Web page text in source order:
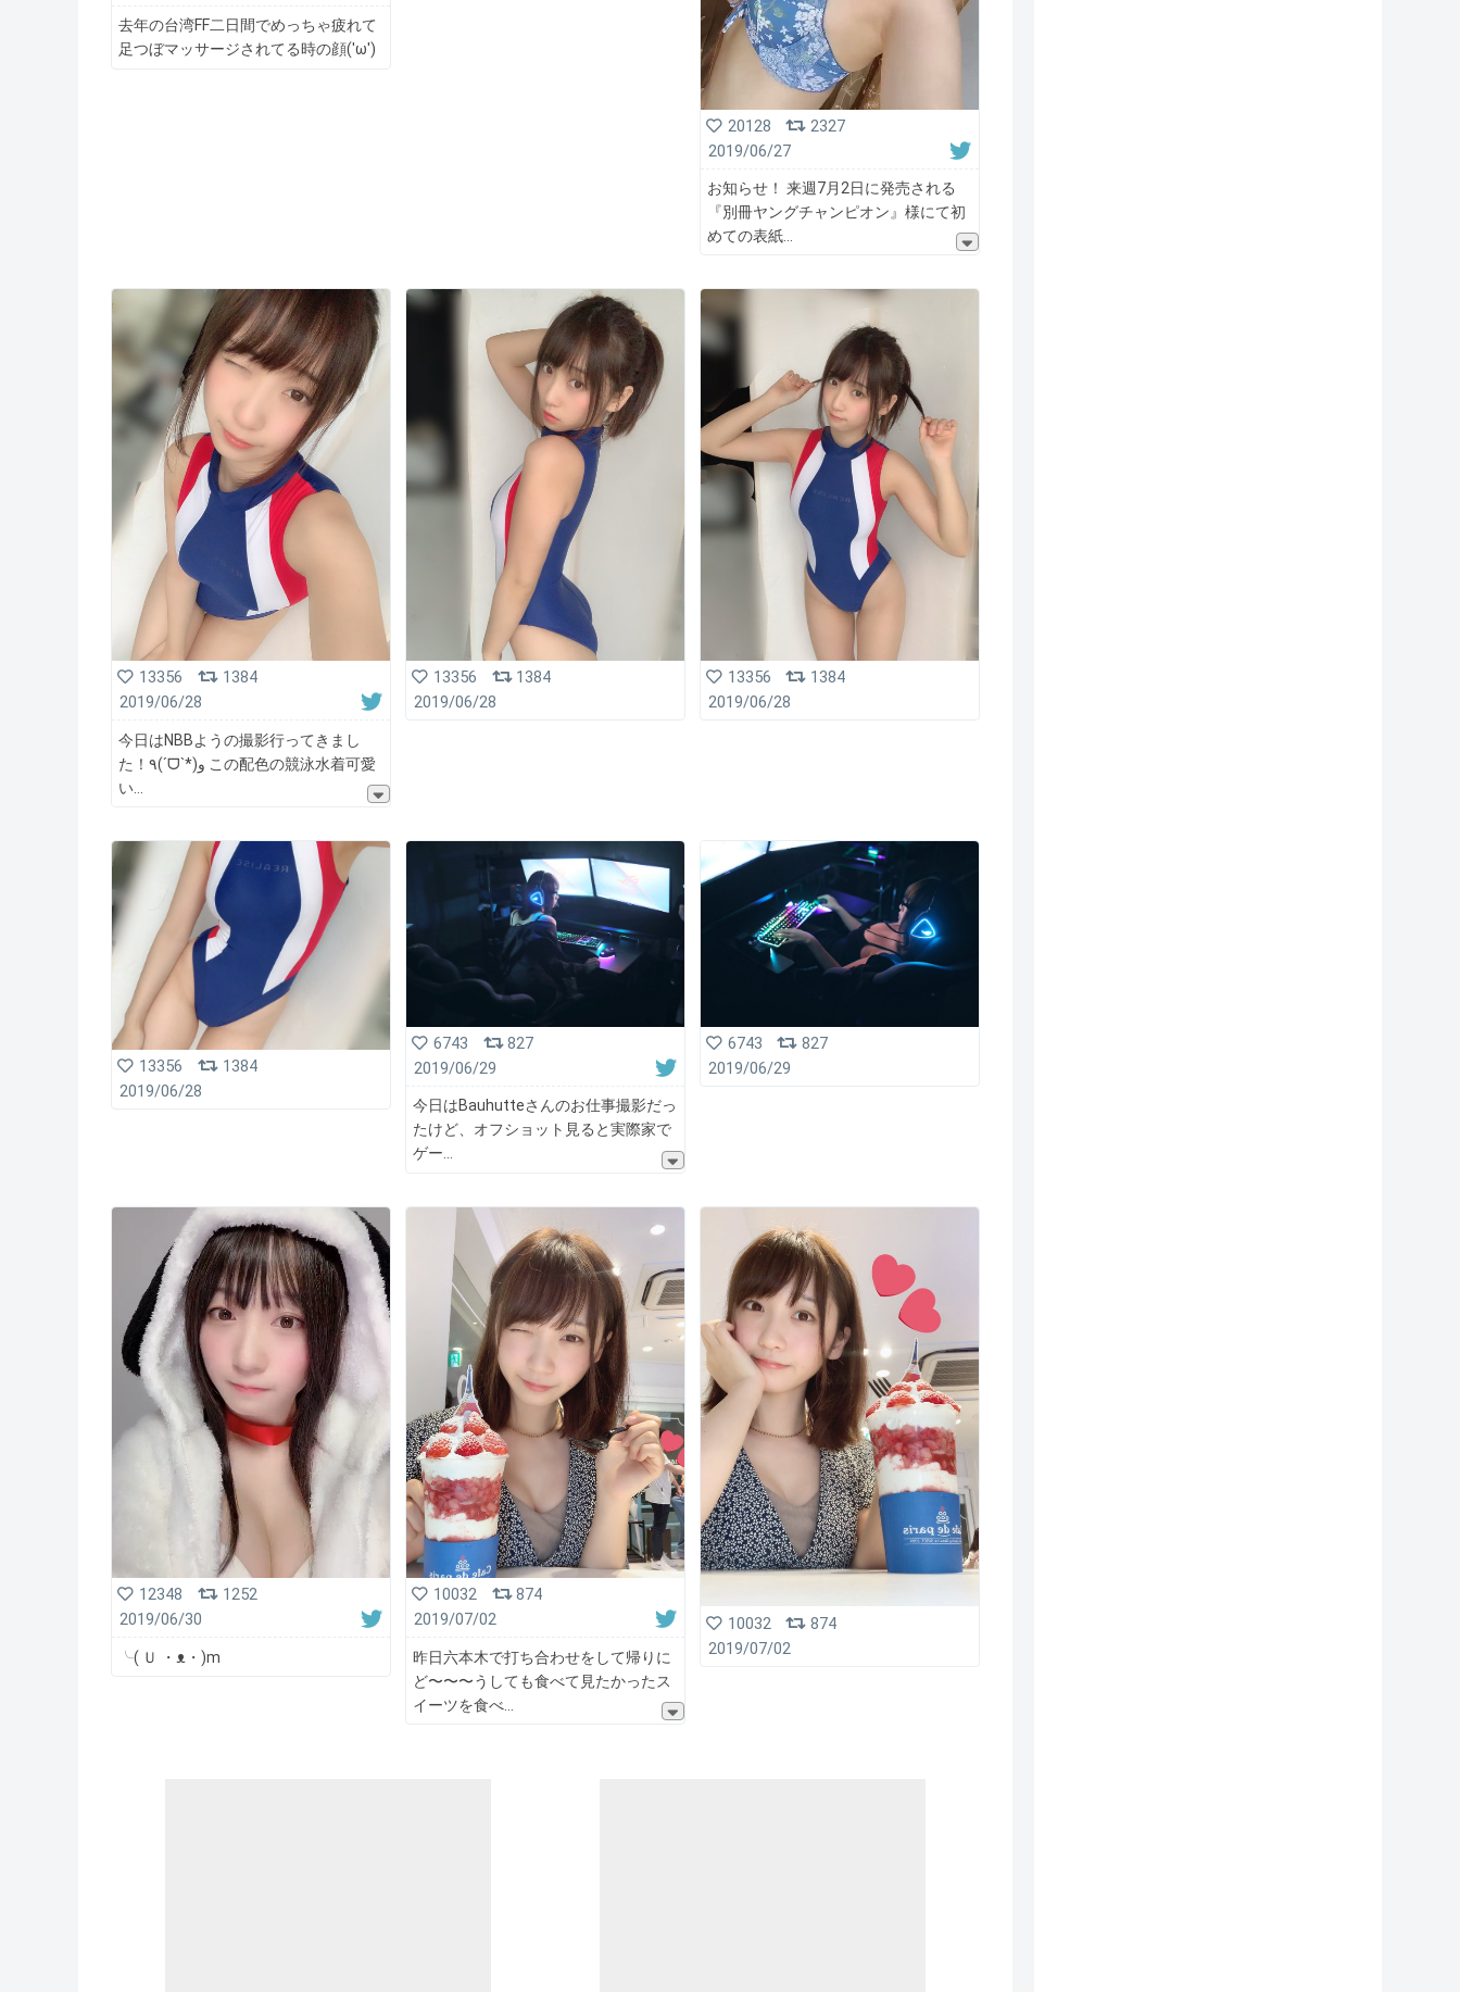
去年の台湾FF二日間でめっちゃ疲れて
足つぼマッサージされてる時の顔('ω')
20128
2327
2019/06/27
お知らせ！ 来週7月2日に発売される
『別冊ヤングチャンピオン』様にて初
めての表紙
13356
1384
2019/06/28
今日はNBBようの撮影行ってきまし
た！٩(ˊᗜˋ*)و この配色の競泳水着可愛
い
13356
1384
2019/06/28
13356
1384
2019/06/28
13356
1384
2019/06/28
6743
827
2019/06/29
今日はBauhutteさんのお仕事撮影だっ
たけど、オフショット見ると実際家で
ゲー
6743
827
2019/06/29
12348
1252
2019/06/30
╰( Ｕ ・ᴥ・)m
10032
874
2019/07/02
昨日六本木で打ち合わせをして帰りに
ど〜〜〜うしても食べて見たかったス
イーツを食べ
10032
874
2019/07/02